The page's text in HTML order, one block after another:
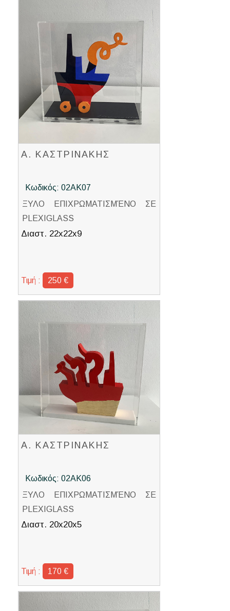
Α. ΚΑΣΤΡΙΝΑΚΗΣ
Κωδικός: 02ΑΚ07
ΞΥΛΟ ΕΠΙΧΡΩΜΑΤΙΣΜΈΝΟ ΣΕ
PLEXIGLASS
Διαστ. 22x22x9
Τιμή : 250 €
Α. ΚΑΣΤΡΙΝΑΚΗΣ
Κωδικός: 02ΑΚ06
ΞΥΛΟ ΕΠΙΧΡΩΜΑΤΙΣΜΈΝΟ ΣΕ
PLEXIGLASS
Διαστ. 20x20x5
Τιμή : 170 €